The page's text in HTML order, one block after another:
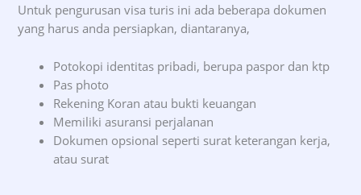
Untuk pengurusan visa turis ini ada beberapa dokumen
yang harus anda persiapkan, diantaranya,
Potokopi identitas pribadi, berupa paspor dan ktp
Pas photo
Rekening Koran atau bukti keuangan
Memiliki asuransi perjalanan
Dokumen opsional seperti surat keterangan kerja,
atau surat